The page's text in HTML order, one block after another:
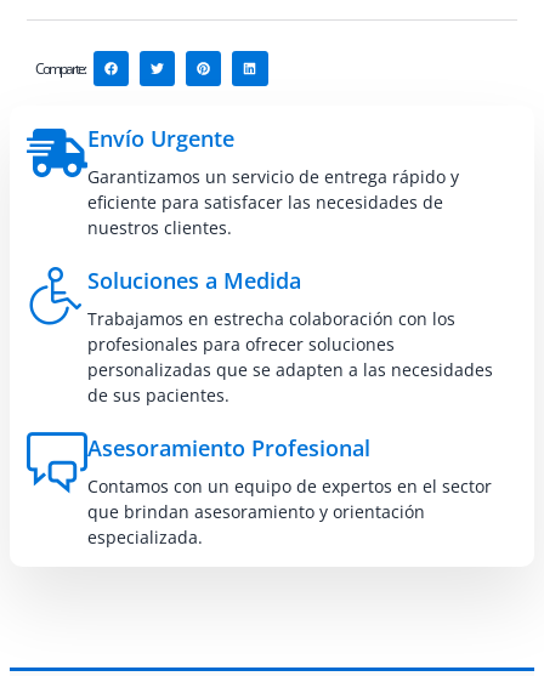
Comparte:
Envío Urgente
Garantizamos un servicio de entrega rápido y
eficiente para satisfacer las necesidades de
nuestros clientes.
Soluciones a Medida
Trabajamos en estrecha colaboración con los
profesionales para ofrecer soluciones
personalizadas que se adapten a las necesidades
de sus pacientes.
Asesoramiento Profesional
Contamos con un equipo de expertos en el sector
que brindan asesoramiento y orientación
especializada.